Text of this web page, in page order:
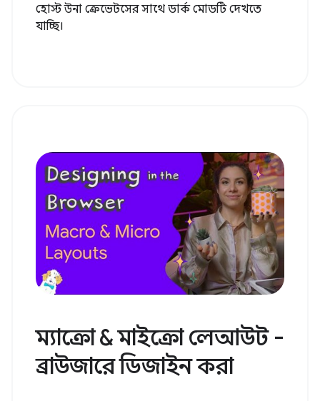
হোস্ট উনা ক্রেভেটসের সাথে ডার্ক মোডটি দেখতে
যাচ্ছি।
ম্যাক্রো & মাইক্রো লেআউট -
ব্রাউজারে ডিজাইন করা